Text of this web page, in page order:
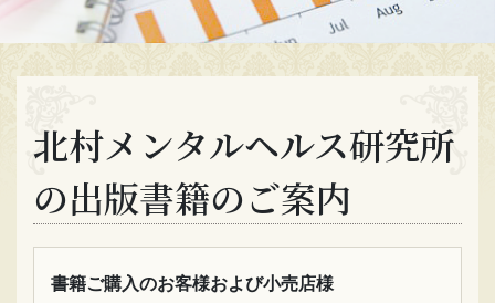
北村メンタルヘルス研究所
の出版書籍のご案内
書籍ご購入のお客様および小売店様